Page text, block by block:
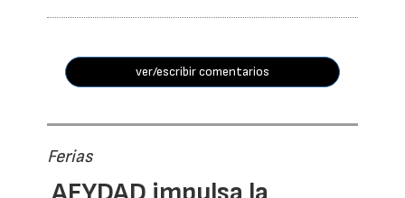
ver/escribir comentarios
Ferias